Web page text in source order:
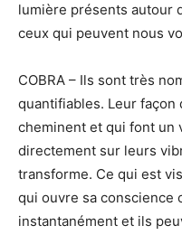
lumière présents autour
ceux qui peuvent nous
COBRA – Ils sont très
quantifiables. Leur façon
cheminent et qui font un
directement sur leurs
transforme. Ce qui est
qui ouvre sa conscience
instantanément et ils